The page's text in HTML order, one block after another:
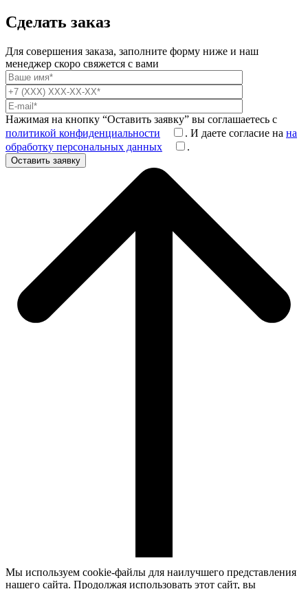
Сделать заказ
Для совершения заказа, заполните форму ниже и наш
менеджер скоро свяжется с вами
Нажимая на кнопку “Оставить заявку” вы соглашаетесь с
политикой конфиденциальности
. И даете согласие на на
обработку персональных данных
.
Оставить заявку
Мы используем cookie-файлы для наилучшего представления
нашего сайта. Продолжая использовать этот сайт, вы